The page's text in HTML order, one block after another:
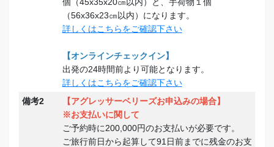
（56x36x23㎝以内）になります。
詳しくはこちらをご確認下さい
【オンラインチェックイン】
出発の24時間前より可能となります。
詳しくはこちらをご確認下さい
備考2
【アグレッサーベリーズお申込みの場合】
※お支払いに関して
ご予約時に200,000円のお支払いが必要です。
ご旅行前日から起算して91日前までに残金のお支